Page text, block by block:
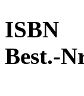
ISBN
Best.-